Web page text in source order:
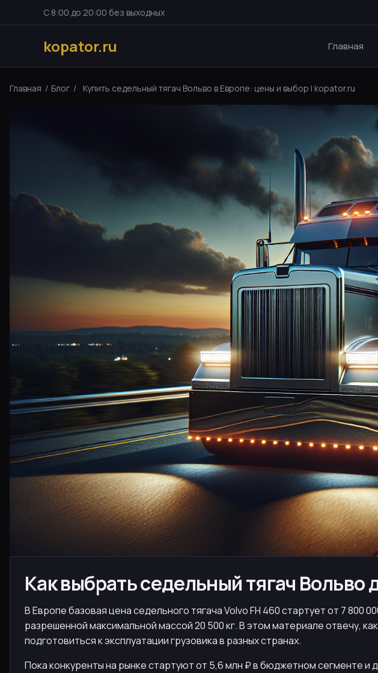
С 8:00 до 20:00 без выходных
kopator.ru Главная
Главная / Блог / Купить седельный тягач Вольво в Европе: цены и выбор | kopator.ru
Как выбрать седельный тягач
В Европе базовая цена седельного тягача Volvo FH 460 стартует от 7
разрешенной максимальной массой 20 500 кг. В этом материале отвечу,
подготовиться к эксплуатации грузовика в разных странах.
Пока конкуренты на рынке стартуют от 5,6 млн ₽ в бюджетном сегменте и